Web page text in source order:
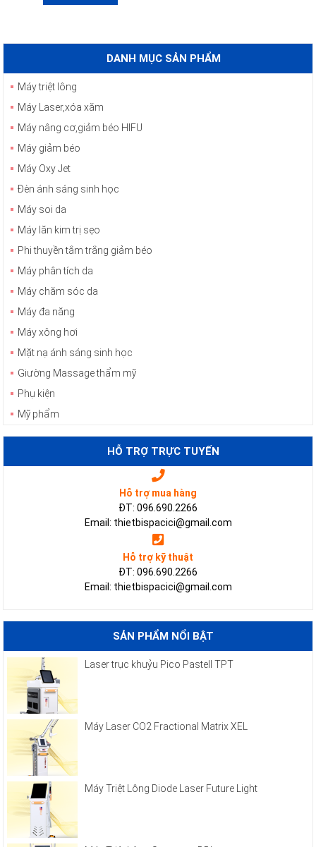
DANH MỤC SẢN PHẨM
Máy triệt lông
Máy Laser,xóa xăm
Máy nâng cơ,giảm béo HIFU
Máy giảm béo
Máy Oxy Jet
Đèn ánh sáng sinh học
Máy soi da
Máy lăn kim trị sẹo
Phi thuyền tắm trắng giảm béo
Máy phân tích da
Máy chăm sóc da
Máy đa năng
Máy xông hơi
Mặt nạ ánh sáng sinh học
Giường Massage thẩm mỹ
Phụ kiện
Mỹ phẩm
HỖ TRỢ TRỰC TUYẾN
Hỗ trợ mua hàng
ĐT: 096.690.2266
Email: thietbispacici@gmail.com
Hỗ trợ kỹ thuật
ĐT: 096.690.2266
Email: thietbispacici@gmail.com
SẢN PHẨM NỔI BẬT
Laser trục khuỷu Pico Pastell TPT
Máy Laser CO2 Fractional Matrix XEL
Máy Triệt Lông Diode Laser Future Light